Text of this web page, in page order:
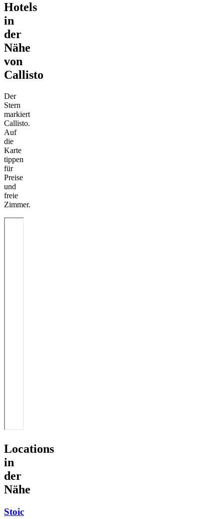
Hotels
in
der
Nähe
von
Callisto
Der
Stern
markiert
Callisto.
Auf
die
Karte
tippen
für
Preise
und
freie
Zimmer.
Locations
in
der
Nähe
Stoic